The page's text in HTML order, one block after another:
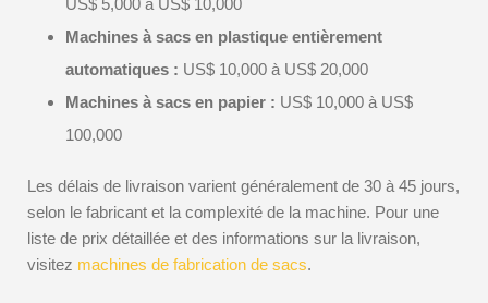
US$ 5,000 à US$ 10,000
Machines à sacs en plastique entièrement
automatiques : US$ 10,000 à US$ 20,000
Machines à sacs en papier : US$ 10,000 à US$
100,000
Les délais de livraison varient généralement de 30 à 45 jours,
selon le fabricant et la complexité de la machine. Pour une
liste de prix détaillée et des informations sur la livraison,
visitez machines de fabrication de sacs.